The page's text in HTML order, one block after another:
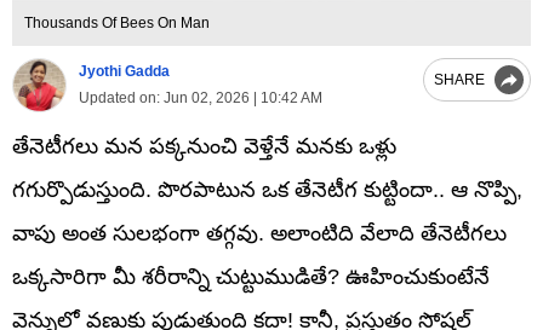
Thousands Of Bees On Man
Jyothi Gadda
Updated on: Jun 02, 2026 | 10:42 AM
SHARE
తేనెటీగలు మన పక్కనుంచి వెళ్తేనే మనకు ఒళ్లు
గగుర్పొడుస్తుంది. పొరపాటున ఒక తేనెటీగ కుట్టిందా.. ఆ నొప్పి,
వాపు అంత సులభంగా తగ్గవు. అలాంటిది వేలాది తేనెటీగలు
ఒక్కసారిగా మీ శరీరాన్ని చుట్టుముడితే? ఊహించుకుంటేనే
వెన్నులో వణుకు పుడుతుంది కదా! కానీ, ప్రస్తుతం సోషల్